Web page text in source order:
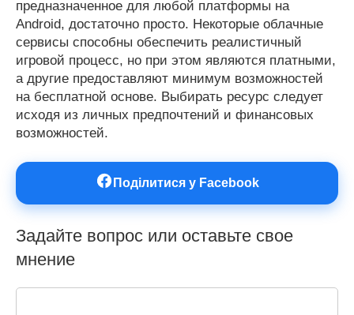
предназначенное для любой платформы на
Android, достаточно просто. Некоторые облачные
сервисы способны обеспечить реалистичный
игровой процесс, но при этом являются платными,
а другие предоставляют минимум возможностей
на бесплатной основе. Выбирать ресурс следует
исходя из личных предпочтений и финансовых
возможностей.
Поділитися у Facebook
Задайте вопрос или оставьте свое
мнение